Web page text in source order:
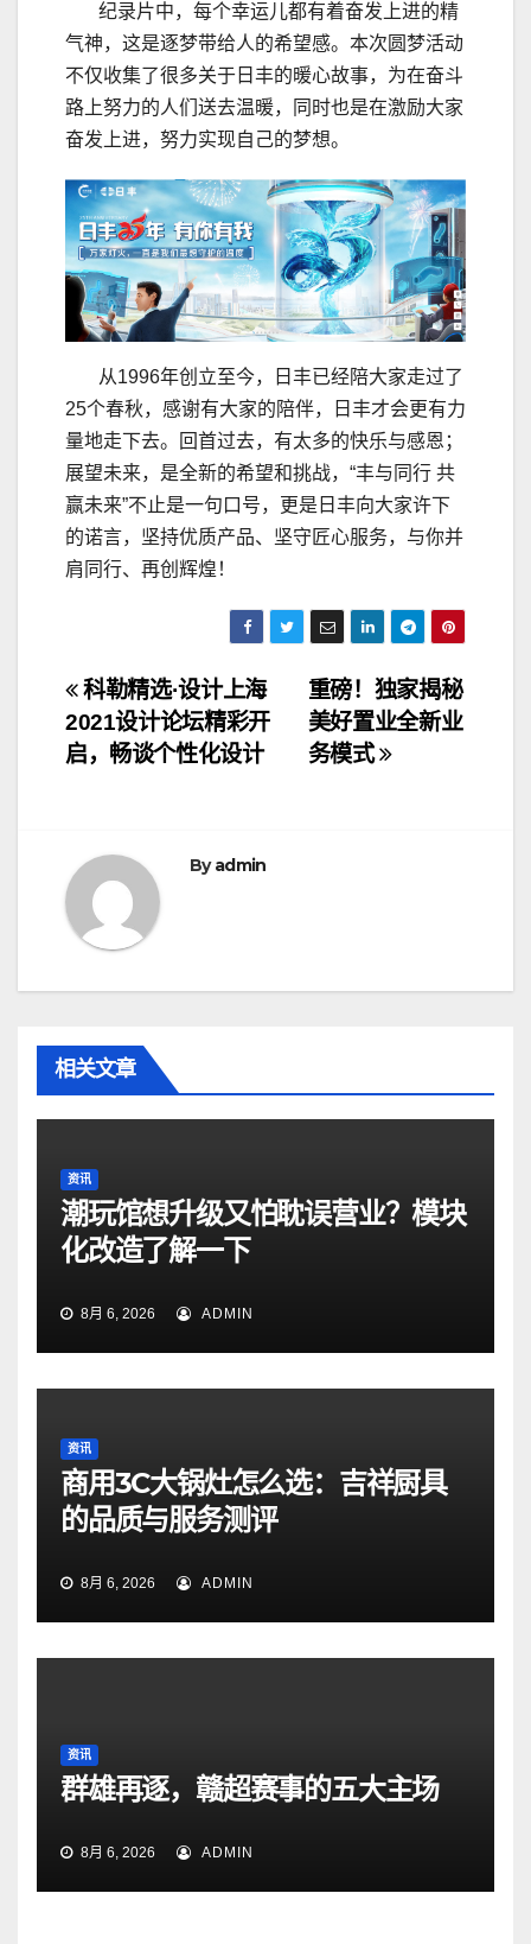
纪录片中，每个幸运儿都有着奋发上进的精
气神，这是逐梦带给人的希望感。本次圆梦活动
不仅收集了很多关于日丰的暖心故事，为在奋斗
路上努力的人们送去温暖，同时也是在激励大家
奋发上进，努力实现自己的梦想。
从1996年创立至今，日丰已经陪大家走过了
25个春秋，感谢有大家的陪伴，日丰才会更有力
量地走下去。回首过去，有太多的快乐与感恩；
展望未来，是全新的希望和挑战，“丰与同行 共
赢未来”不止是一句口号，更是日丰向大家许下
的诺言，坚持优质产品、坚守匠心服务，与你并
肩同行、再创辉煌！
文
章
航
重磅！独家揭秘
美好置业全新业
务模式
科勒精选·设计上海
2021设计论坛精彩开
启，畅谈个性化设计
Byadmin
相关文章
资讯
潮玩馆想升级又怕耽误营业？模块
化改造了解一下
8月 6, 2026 ADMIN
资讯
商用3C大锅灶怎么选：吉祥厨具
的品质与服务测评
8月 6, 2026 ADMIN
资讯
群雄再逐，赣超赛事的五大主场
8月 6, 2026 ADMIN